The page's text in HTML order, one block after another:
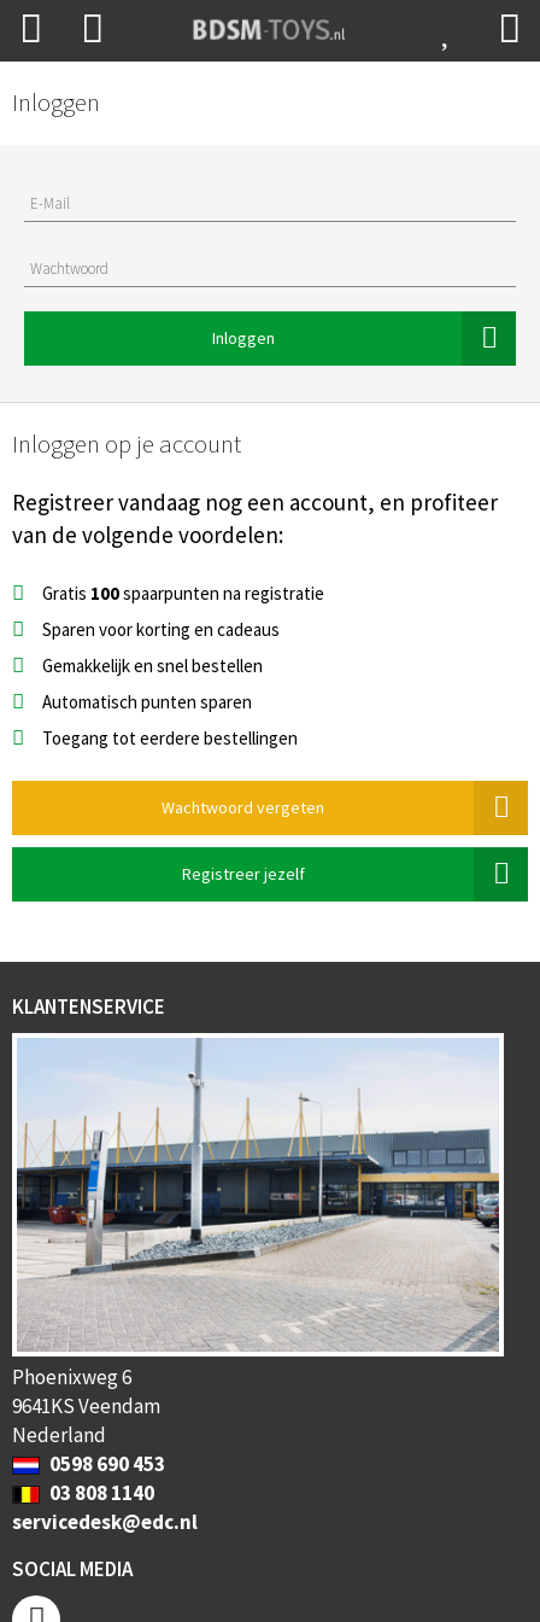
Inloggen
E-Mail
Wachtwoord
Inloggen
Inloggen op je account
Registreer vandaag nog een account, en profiteer
van de volgende voordelen:
Gratis 100spaarpunten na registratie
Sparen voor korting en cadeaus
Gemakkelijk en snel bestellen
Automatisch punten sparen
Toegang tot eerdere bestellingen
Wachtwoord vergeten
Registreer jezelf
KLANTENSERVICE
Phoenixweg 6
9641KS Veendam
Nederland
0598 690 453
03 808 1140
servicedesk@edc.nl
SOCIAL MEDIA